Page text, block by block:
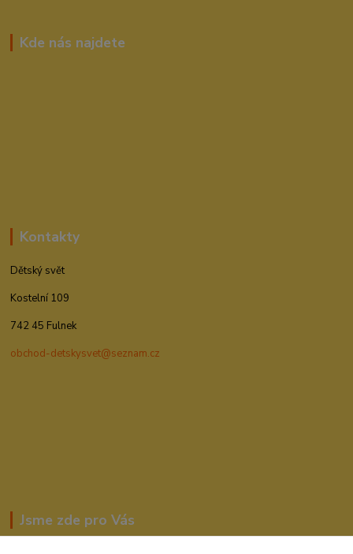
Kde nás najdete
Kontakty
Dětský svět
Kostelní 109
742 45 Fulnek
obchod-detskysvet@seznam.cz
Jsme zde pro Vás